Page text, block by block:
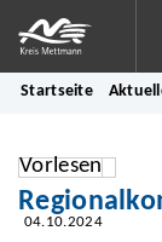
Startseite
Vorlesen
04.10.2024